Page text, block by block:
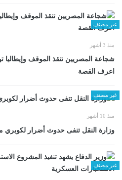
غير مصنف
منذ 3 أشهر
شجاعة المصريين تنقذ الموقف وإيطاليا
اعرف القصة
غير مصنف
منذ 10 أشهر
وزارة النقل تنفى حدوث أضرار لكوبري
غير مصنف